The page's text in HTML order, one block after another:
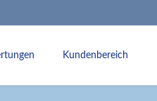
Kundenbereich